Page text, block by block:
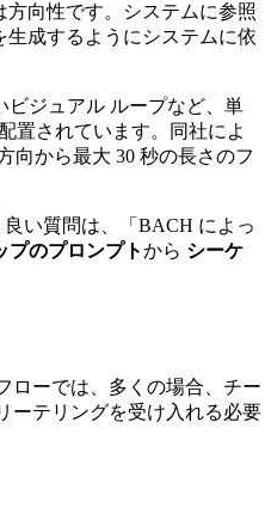
方向性です。システムに参照
成するようにシステムに依
ビジュアル ループなど、単
置されています。同社によ
向から最大 30 秒の長さのフ
い質問は、「BACH によっ
プのプロンプトから シーケ
ローでは、多くの場合、チー
ーテリングを受け入れる必要